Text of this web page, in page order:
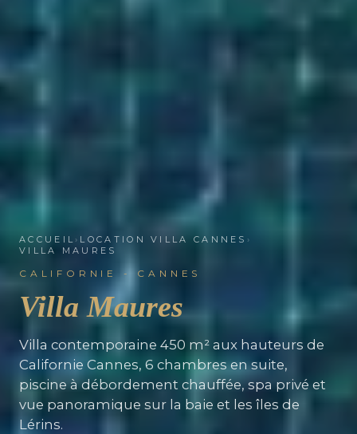
ACCUEIL › LOCATION VILLA CANNES ›
VILLA MAURES
CALIFORNIE - CANNES
Villa Maures
Villa contemporaine 450 m² aux hauteurs de
Californie Cannes, 6 chambres en suite,
piscine à débordement chauffée, spa privé et
vue panoramique sur la baie et les îles de
Lérins.